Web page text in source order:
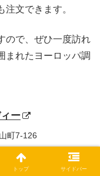
文できます。
ので、ぜひ一度訪れ
まれたヨーロッパ調
ー
町7-126
トップ サイドバー